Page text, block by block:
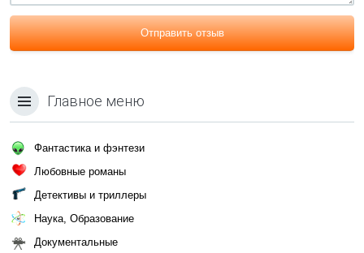
Отправить отзыв
Главное меню
Фантастика и фэнтези
Любовные романы
Детективы и триллеры
Наука, Образование
Документальные